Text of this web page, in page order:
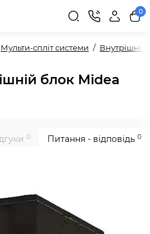
0
Мульти-спліт системи Внутрішні
блок Midea
0 Питання - відповідь 0